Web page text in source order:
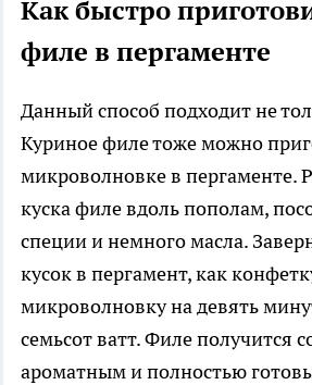
Как быстро
филе в пергаменте
Данный способ подходит не
Куриное филе тоже можно
микроволновке в пергаменте.
куска филе вдоль пополам,
специи и немного масла.
кусок в пергамент, как
микроволновку на девять
семьсот ватт. Филе получится
ароматным и полностью